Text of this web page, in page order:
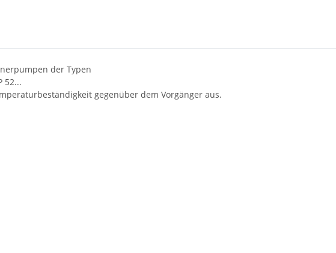
der Typen
52...
gegenüber dem Vorgänger aus.